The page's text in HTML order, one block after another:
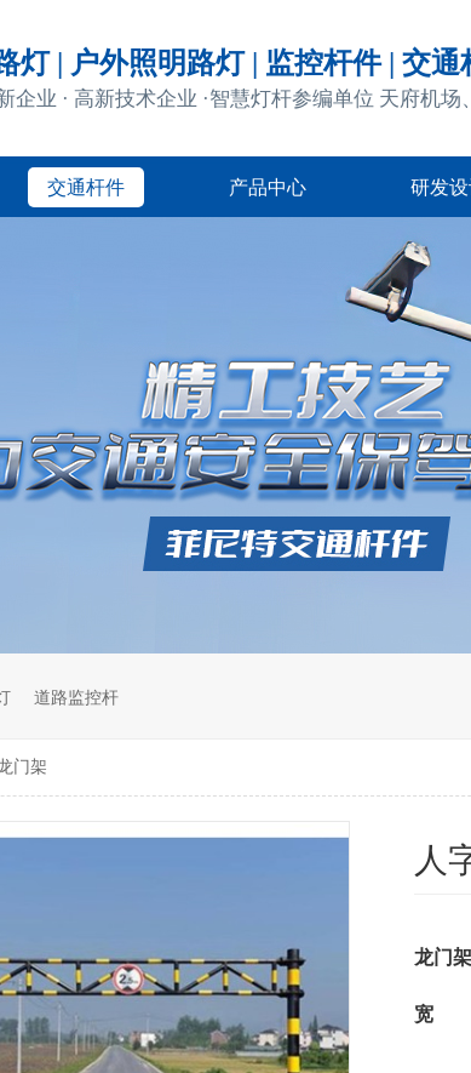
灯 | 户外照明路灯 | 监控杆件 | 交通
企业 · 高新技术企业 ·智慧灯杆参编单位 天府机
交通杆件 产品中心 研发
道路监控杆
门架
人
龙门
宽